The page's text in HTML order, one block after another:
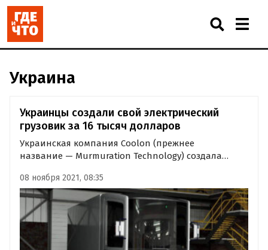
Украина
Украинцы создали свой электрический
грузовик за 16 тысяч долларов
Украинская компания Coolon (прежнее
название — Murmuration Technology) создала
может перевозить до 2,5 тонн груза и проезжать на
одном заряде батареи до 300 километров.
08 ноября 2021, 08:35